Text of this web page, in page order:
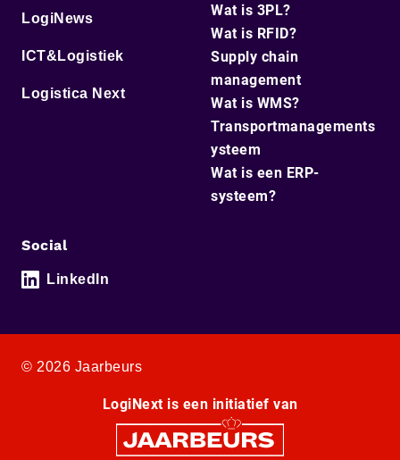
LogiNews
ICT&Logistiek
Logistica Next
Wat is 3PL?
Wat is RFID?
Supply chain
management
Wat is WMS?
Transportmanagements
ysteem
Wat is een ERP-
systeem?
Social
LinkedIn
© 2026 Jaarbeurs
LogiNext is een initiatief van